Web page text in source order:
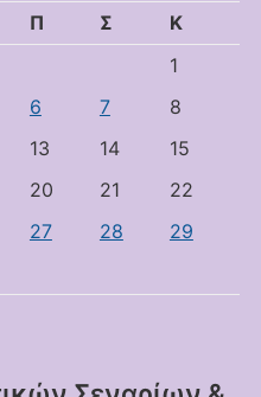
Π Σ
Κ
1
6 7
8
13 14
15
20 21
22
27 28
29